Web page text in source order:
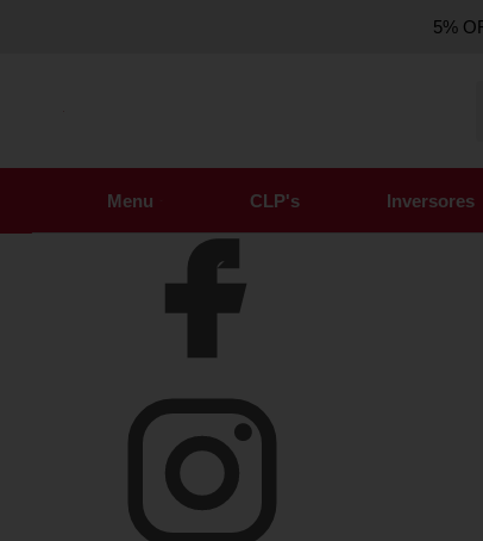
Favoritos
5%
Menu CLP's Inversores